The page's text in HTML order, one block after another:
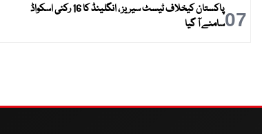
07
پاکستان کیخلاف ٹیسٹ سیریز ، انگلینڈ کا 16 رکنی اسکواڈ
سامنے آ گیا